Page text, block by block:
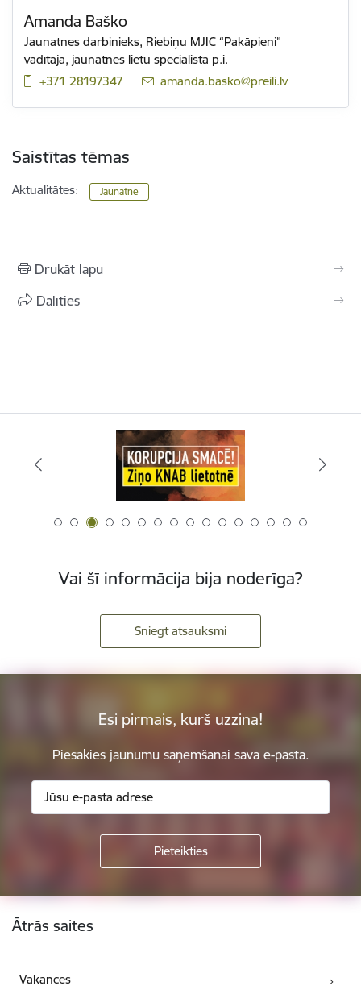
Amanda Baško
Jaunatnes darbinieks, Riebiņu MJIC “Pakāpieni”
vadītāja, jaunatnes lietu speciālista p.i.
+371 28197347
E-pasts:
amanda.basko@preili.lv
Saistītas tēmas
Aktualitātes: Jaunatne
Drukāt lapu
Dalīties
Vai šī informācija bija noderīga?
Sniegt atsauksmi
Esi pirmais, kurš uzzina!
Piesakies jaunumu saņemšanai savā e-pastā.
Kājene
Ātrās saites
Vakances